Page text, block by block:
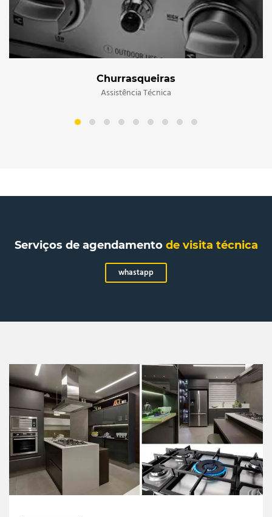
Churrasqueiras
Assistência Técnica
Serviços de agendamento de visita técnica
whastapp